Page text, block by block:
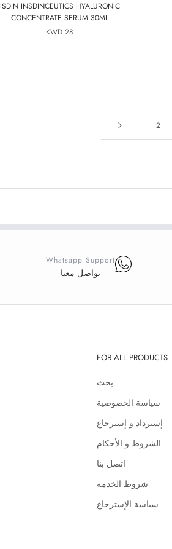
ISDIN INSDINCEUTICS HYALURONIC
CONCENTRATE SERUM 30ML
28 KWD
2
Whatsapp Support
تواصل معنا
FOR ALL PRODUCTS
بحث
سياسة الخصوصية
إسترداد و إسترجاع
الشروط و الأحكام
اتصل بنا
شروط الخدمة
سياسة الإسترجاع